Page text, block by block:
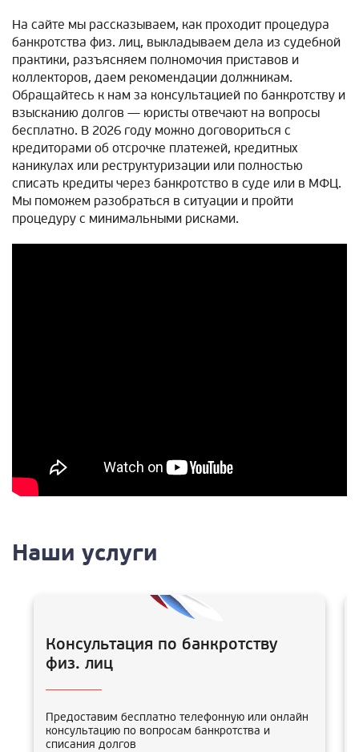
На сайте мы рассказываем, как проходит процедура
банкротства физ. лиц, выкладываем дела из судебной
практики, разъясняем полномочия приставов и
коллекторов, даем рекомендации должникам.
Обращайтесь к нам за консультацией по банкротству и
взысканию долгов — юристы отвечают на вопросы
бесплатно. В 2026 году можно договориться с
кредиторами об отсрочке платежей, кредитных
каникулах или реструктуризации или полностью
списать кредиты через банкротство в суде или в МФЦ.
Мы поможем разобраться в ситуации и пройти
процедуру с минимальными рисками.
Наши услуги
Консультация по банкротству
физ. лиц
Предоставим бесплатно телефонную или онлайн
консультацию по вопросам банкротства и
списания долгов